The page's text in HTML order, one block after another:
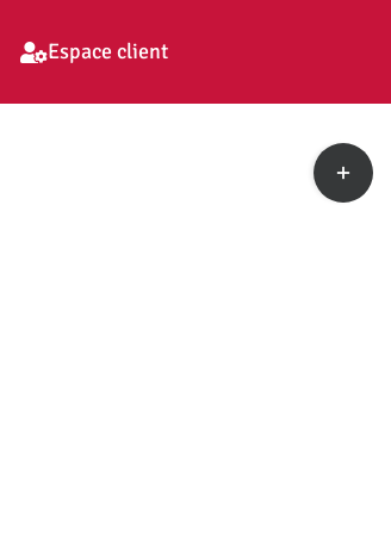
Espace client
Toggle
Sliding
Bar